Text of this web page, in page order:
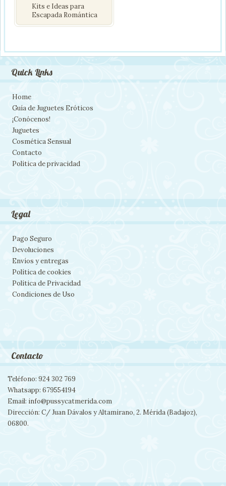
Kits e Ideas para
Escapada Romántica
Quick Links
Home
Guía de Juguetes Eróticos
¡Conócenos!
Juguetes
Cosmética Sensual
Contacto
Política de privacidad
Legal
Pago Seguro
Devoluciones
Envíos y entregas
Política de cookies
Política de Privacidad
Condiciones de Uso
Contacto
Teléfono: 924 302 769
Whatsapp: 679554194
Email: info@pussycatmerida.com
Dirección: C/ Juan Dávalos y Altamirano, 2. Mérida (Badajoz),
06800.